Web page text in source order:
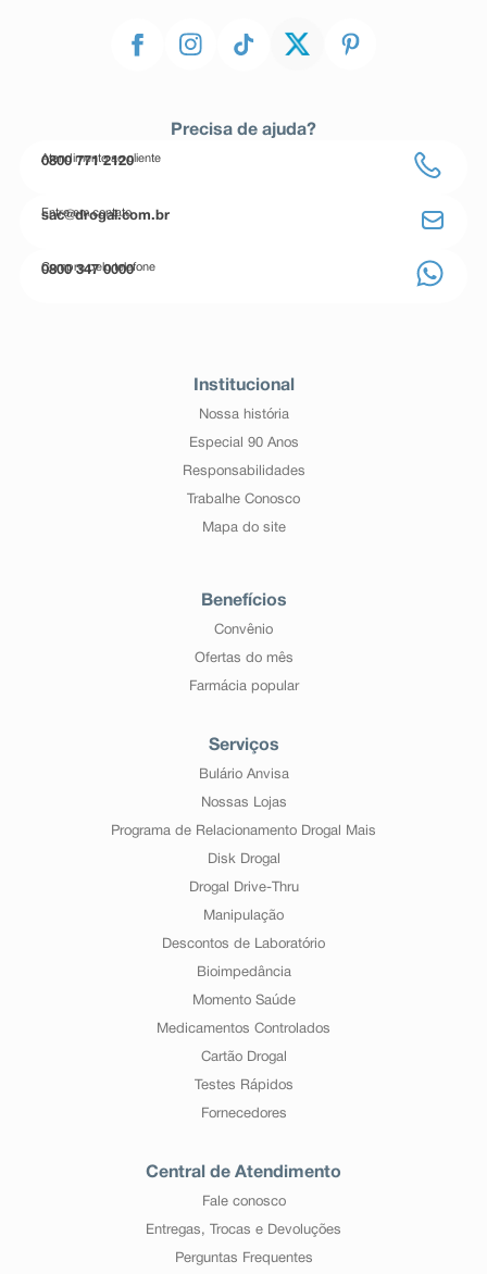
Precisa de ajuda?
Atendimento ao cliente
0800 771 2120
Entre em contato
sac@drogal.com.br
Compre pelo telefone
0800 347 0000
Institucional
Nossa história
Especial 90 Anos
Responsabilidades
Trabalhe Conosco
Mapa do site
Benefícios
Convênio
Ofertas do mês
Farmácia popular
Serviços
Bulário Anvisa
Nossas Lojas
Programa de Relacionamento Drogal Mais
Disk Drogal
Drogal Drive-Thru
Manipulação
Descontos de Laboratório
Bioimpedância
Momento Saúde
Medicamentos Controlados
Cartão Drogal
Testes Rápidos
Fornecedores
Central de Atendimento
Fale conosco
Entregas, Trocas e Devoluções
Perguntas Frequentes